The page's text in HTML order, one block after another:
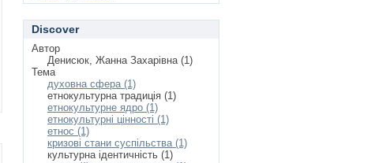
Discover
Автор
Денисюк, Жанна Захарівна (1)
Тема
духовна сфера (1)
етнокультурна традиція (1)
етнокультурне ядро (1)
етнокультурні цінності (1)
етнос (1)
кризові стани суспільства (1)
культурна ідентичність (1)